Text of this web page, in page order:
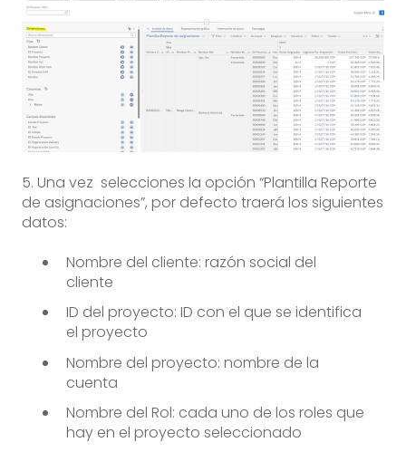
5. Una vez selecciones la opción “Plantilla Reporte
de asignaciones”, por defecto traerá los siguientes
datos:
Nombre del cliente: razón social del
cliente
ID del proyecto: ID con el que se identifica
el proyecto
Nombre del proyecto: nombre de la
cuenta
Nombre del Rol: cada uno de los roles que
hay en el proyecto seleccionado